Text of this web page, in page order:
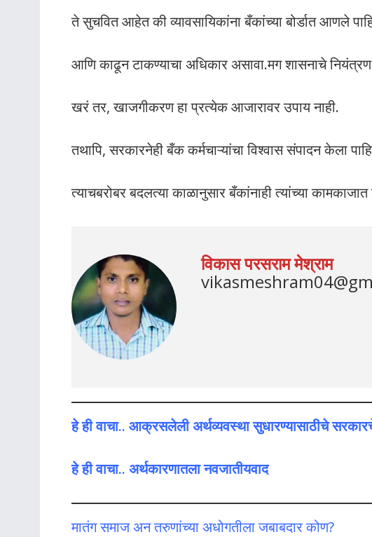
ते सुचवित आहेत की व्यावसायिकांना बँकांच्या बोर्डात आणले
आणि काढून टाकण्याचा अधिकार असावा.मग शासनाचे
खरं तर, खाजगीकरण हा प्रत्येक आजारावर उपाय नाही.
तथापि, सरकारनेही बँक कर्मचाऱ्यांचा विश्वास संपादन केला
त्याचबरोबर बदलत्या काळानुसार बँकांनाही त्यांच्या
विकास परसराम मेश्राम
हे ही वाचा.. आक्रसलेली अर्थव्यवस्था सुधारण्यासाठीचे
हे ही वाचा.. अर्थकारणातला नवजातीयवाद
मातंग समाज अन तरुणांच्या अधोगतीला जबाबदार कोण?